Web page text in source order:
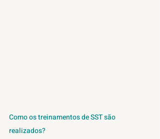
Como os treinamentos de SST são
realizados?